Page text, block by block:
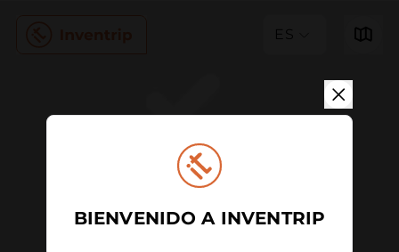
ES
BIENVENIDO A INVENTRIP